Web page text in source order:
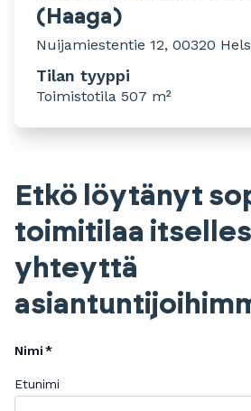
(Haaga)
Nuijamiestentie 12, 00320
Tilan tyyppi
Toimistotila 507 m²
Etkö löytänyt
toimitilaa
yhteyttä
Nimi
Etunimi